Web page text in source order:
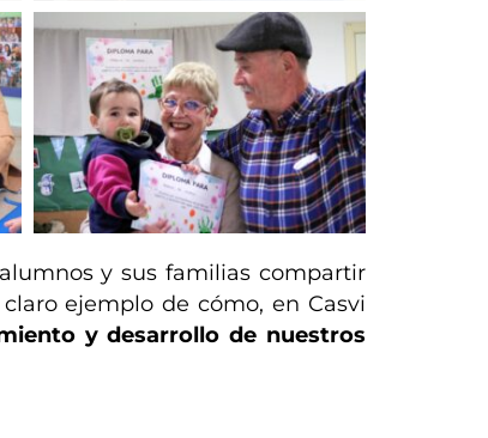
y sus familias compartir
ejemplo de cómo, en Casvi
y desarrollo de nuestros